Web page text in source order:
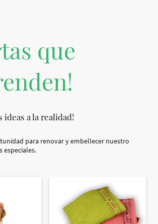
que
ideas a la realidad!
para renovar y embellecer nuestro
especiales.